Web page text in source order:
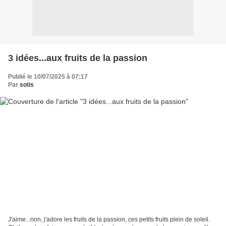
3 idées...aux fruits de la passion
Publié le 10/07/2025 à 07:17
Par sotis
J'aime...non, j'adore les fruits de la passion, ces petits fruits plein de soleil.